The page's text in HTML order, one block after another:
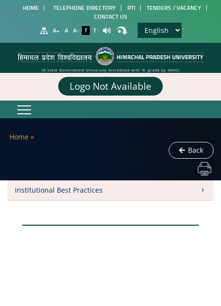
HOME TELEPHONE DIRECTORY RTI
TENDERS / VACANCY
CONTACT US
A+
A A- T T
(A State Government University Accredited with 'A' grade by NAAC)
Logo Not Available
Home »
Back
Institutional Best Practices